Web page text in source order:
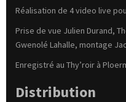
Réalisation de 4 video live
Prise de vue Julien Durand,
Gwenolé Lahalle, montage
Enregistré au Thy’roir à
Distribution